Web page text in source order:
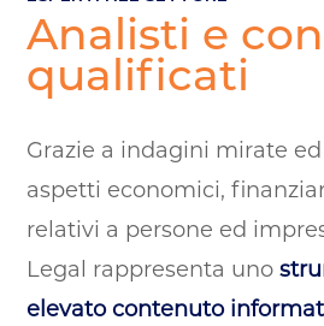
Analisti e
qualificati
Grazie a indagini mirate
aspetti economici,
relativi a persone ed
Legal rappresenta uno
elevato contenuto